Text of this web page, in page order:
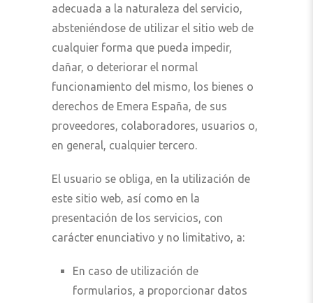
adecuada a la naturaleza del servicio,
absteniéndose de utilizar el sitio web de
cualquier forma que pueda impedir,
dañar, o deteriorar el normal
funcionamiento del mismo, los bienes o
derechos de Emera España, de sus
proveedores, colaboradores, usuarios o,
en general, cualquier tercero.
El usuario se obliga, en la utilización de
este sitio web, así como en la
presentación de los servicios, con
carácter enunciativo y no limitativo, a:
En caso de utilización de
formularios, a proporcionar datos